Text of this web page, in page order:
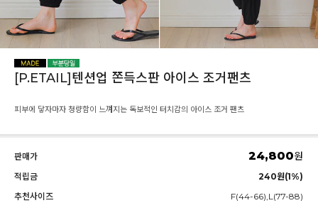
[P.ETAIL]텐션업 쫀득스판 아이스 조거팬츠
피부에 닿자마자 청량함이 느껴지는 독보적인 터치감의 아이스 조거 팬츠
판매가 24,800원
적립금
240원(1%)
추천사이즈
F(44-66),L(77-88)